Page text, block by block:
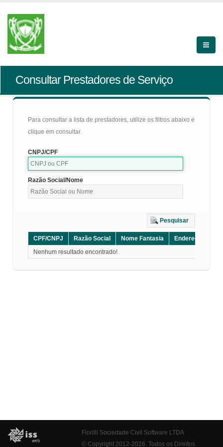
Consultar Prestadores de Serviço
Para consultar a lista de prestadores, utilize os filtros abaixo e
clique em consultar.
CNPJ/CPF
Razão Social/Nome
Pesquisar
CPF/CNPJ Razão Social Nome Fantasia Endereço
Nenhum resultado encontrado!
Fiorilli Sociedade Civil Software LTDA
© Copyright 2012-2026. Todos os Direitos